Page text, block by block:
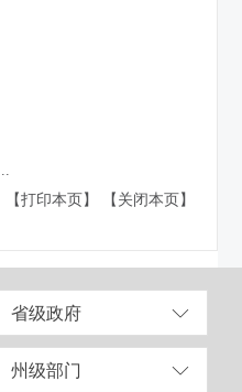
【打印本页】 【关闭本页】
省级政府
州级部门